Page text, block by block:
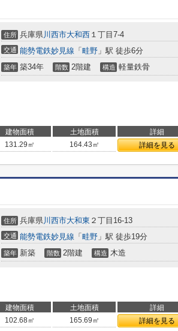
住所 兵庫県川西市大和西 １丁目7-4
交通 能勢電鉄妙見線 「 畦野 」駅 徒歩6分
築年 築34年 階数 2階建 構造 軽量鉄骨
建物面積 土地面積 詳細
131.29㎡ 164.43㎡ 詳細を見る
住所 兵庫県川西市大和東 ２丁目16-13
交通 能勢電鉄妙見線 「 畦野 」駅 徒歩19分
築年 新築 階数 2階建 構造 木造
建物面積 土地面積 詳細
102.68㎡ 165.69㎡ 詳細を見る